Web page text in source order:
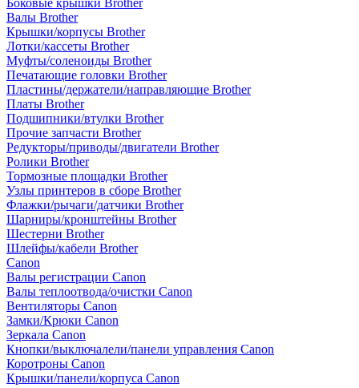
Боковые крышки Brother
Валы Brother
Крышки/корпусы Brother
Лотки/кассеты Brother
Муфты/соленоиды Brother
Печатающие головки Brother
Пластины/держатели/направляющие Brother
Платы Brother
Подшипники/втулки Brother
Прочие запчасти Brother
Редукторы/приводы/двигатели Brother
Ролики Brother
Тормозные площадки Brother
Узлы принтеров в сборе Brother
Флажки/рычаги/датчики Brother
Шарниры/кронштейны Brother
Шестерни Brother
Шлейфы/кабели Brother
Canon
Валы регистрации Canon
Валы теплоотвода/очистки Canon
Вентиляторы Canon
Замки/Крюки Canon
Зеркала Canon
Кнопки/выключалели/панели управления Canon
Коротроны Canon
Крышки/панели/корпуса Canon